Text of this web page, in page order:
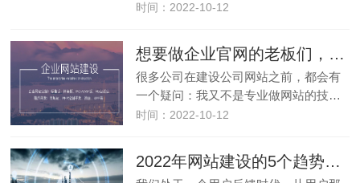
时间：2022-10-12
想要做企业官网的老板们，公司网站到底需要有哪些功能？
很多公司在建设公司网站之前，都会有
一个疑问：我又不是专业做网站的技…
时间：2022-10-12
2022年网站建设的5个趋势总结